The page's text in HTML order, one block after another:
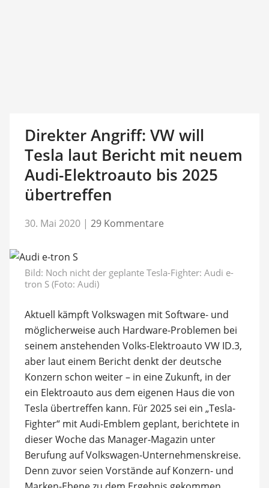
Direkter Angriff: VW will
Tesla laut Bericht mit neuem
Audi-Elektroauto bis 2025
übertreffen
30. Mai 2020 | 29 Kommentare
Bild: Noch nicht der geplante Tesla-Fighter: Audi e-
tron S (Foto: Audi)
Aktuell kämpft Volkswagen mit Software- und
möglicherweise auch Hardware-Problemen bei
seinem anstehenden Volks-Elektroauto VW ID.3,
aber laut einem Bericht denkt der deutsche
Konzern schon weiter – in eine Zukunft, in der
ein Elektroauto aus dem eigenen Haus die von
Tesla übertreffen kann. Für 2025 sei ein „Tesla-
Fighter“ mit Audi-Emblem geplant, berichtete in
dieser Woche das Manager-Magazin unter
Berufung auf Volkswagen-Unternehmenskreise.
Denn zuvor seien Vorstände auf Konzern- und